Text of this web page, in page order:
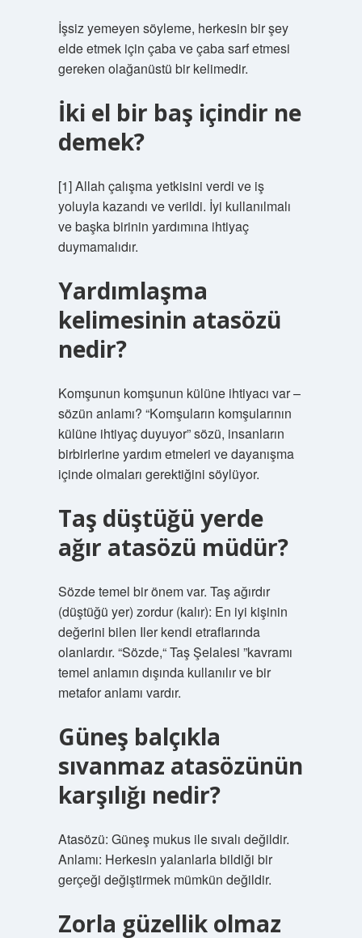
İşsiz yemeyen söyleme, herkesin bir şey
elde etmek için çaba ve çaba sarf etmesi
gereken olağanüstü bir kelimedir.
İki el bir baş içindir ne
demek?
[1] Allah çalışma yetkisini verdi ve iş
yoluyla kazandı ve verildi. İyi kullanılmalı
ve başka birinin yardımına ihtiyaç
duymamalıdır.
Yardımlaşma
kelimesinin atasözü
nedir?
Komşunun komşunun külüne ihtiyacı var –
sözün anlamı? “Komşuların komşularının
külüne ihtiyaç duyuyor” sözü, insanların
birbirlerine yardım etmeleri ve dayanışma
içinde olmaları gerektiğini söylüyor.
Taş düştüğü yerde
ağır atasözü müdür?
Sözde temel bir önem var. Taş ağırdır
(düştüğü yer) zordur (kalır): En iyi kişinin
değerini bilen Iler kendi etraflarında
olanlardır. “Sözde,“ Taş Şelalesi ”kavramı
temel anlamın dışında kullanılır ve bir
metafor anlamı vardır.
Güneş balçıkla
sıvanmaz atasözünün
karşılığı nedir?
Atasözü: Güneş mukus ile sıvalı değildir.
Anlamı: Herkesin yalanlarla bildiği bir
gerçeği değiştirmek mümkün değildir.
Zorla güzellik olmaz